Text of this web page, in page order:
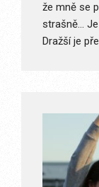
že mně se
strašně…
Dražší je